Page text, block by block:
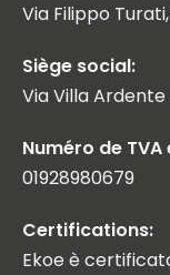
Via Filippo
Siège social:
Via Villa Ardente
Numéro de
01928980679
Certifications:
Ekoe è